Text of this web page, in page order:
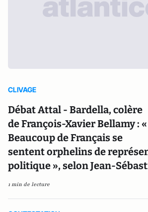
CLIVAGE
Débat Attal - Bardella, colère
de François-Xavier Bellamy : «
Beaucoup de Français se
sentent orphelins de
politique », selon Jean-
1 min de lecture